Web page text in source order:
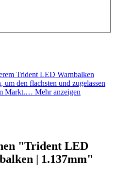
Trident LED Warnbalken
um den flachsten und zugelassen
Markt.… Mehr anzeigen
"Trident LED
| 1.137mm"